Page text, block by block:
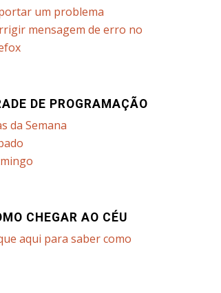
um problema
mensagem de erro no
DE PROGRAMAÇÃO
da Semana
CHEGAR AO CÉU
aqui para saber como